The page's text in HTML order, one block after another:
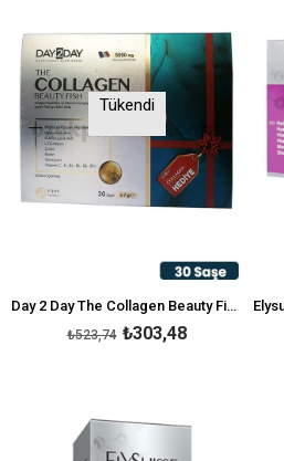
Tükendi
Day 2 Day The Collagen Beauty Fish Kollajen 30 Saşe x 7 g
₺303,48
₺523,74